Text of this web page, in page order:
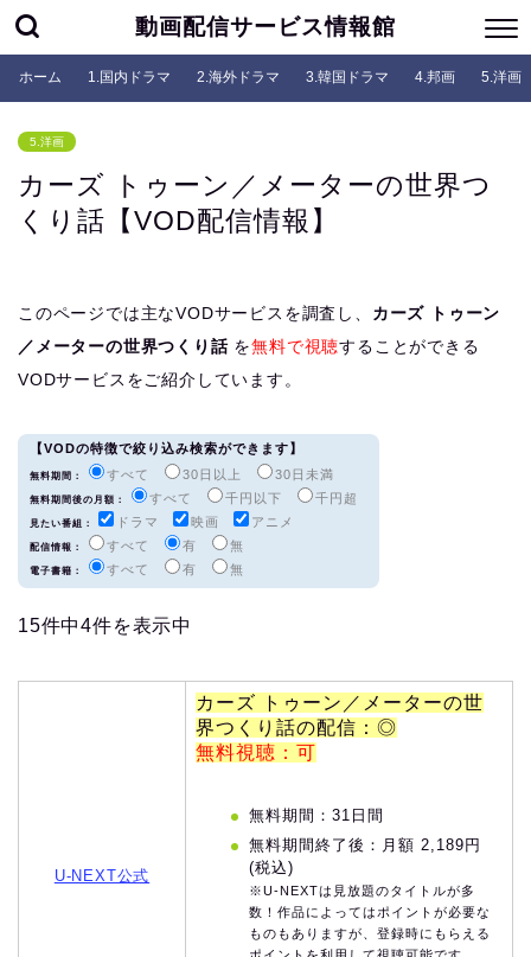
動画配信サービス情報館
ホーム 1.国内ドラマ 2.海外ドラマ 3.韓国ドラマ 4.邦画 5.洋画
5.洋画
カーズ トゥーン／メーターの世界つ
くり話【VOD配信情報】
このページでは主なVODサービスを調査し、 カーズ トゥーン
／メーターの世界つくり話を無料で視聴することができる
VODサービスをご紹介しています。
【VODの特徴で絞り込み検索ができます】
無料期間： すべて 30日以上 30日未満
無料期間後の月額： すべて 千円以下 千円超
見たい番組： ドラマ 映画 アニメ
配信情報： すべて 有 無
電子書籍： すべて 有 無
15件中4件を表示中
U-NEXT公式
カーズ トゥーン／メーターの世
界つくり話の配信：◎
無料視聴：可
無料期間：31日間
無料期間終了後：月額 2,189円
(税込)
※U-NEXTは見放題のタイトルが多
数！作品によってはポイントが必要な
ものもありますが、登録時にもらえる
ポイントを利用して視聴可能です。